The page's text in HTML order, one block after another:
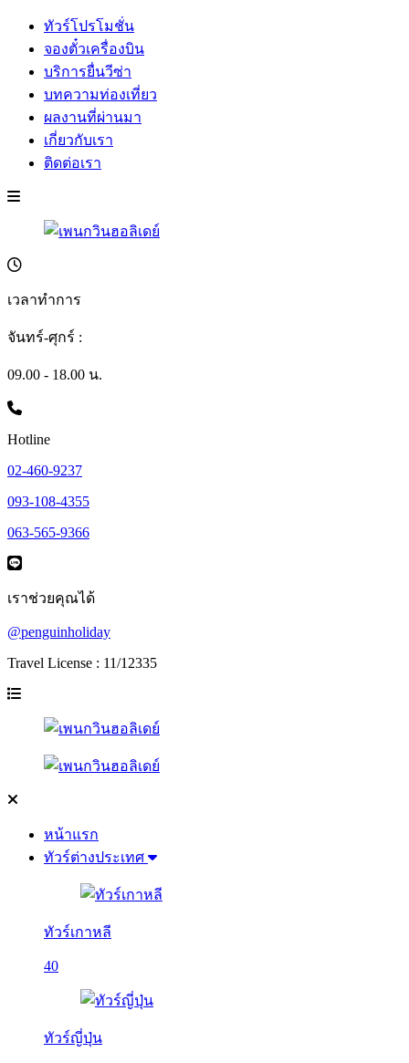
ทัวร์โปรโมชั่น
จองตั๋วเครื่องบิน
บริการยื่นวีซ่า
บทความท่องเที่ยว
ผลงานที่ผ่านมา
เกี่ยวกับเรา
ติดต่อเรา
เวลาทำการ
จันทร์-ศุกร์ :
09.00 - 18.00 น.
Hotline
02-460-9237
093-108-4355
063-565-9366
เราช่วยคุณได้
@penguinholiday
Travel License : 11/12335
หน้าแรก
ทัวร์ต่างประเทศ
ทัวร์เกาหลี
40
ทัวร์ญี่ปุ่น